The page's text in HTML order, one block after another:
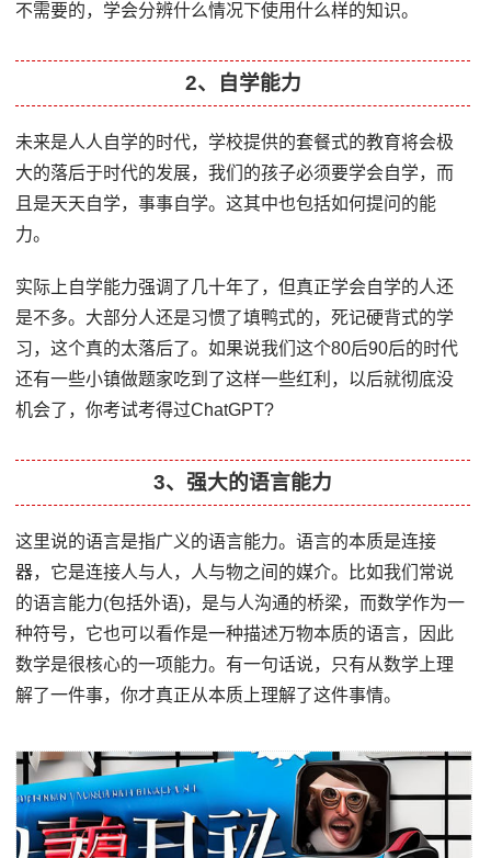
不需要的，学会分辨什么情况下使用什么样的知识。
2、自学能力
未来是人人自学的时代，学校提供的套餐式的教育将会极
大的落后于时代的发展，我们的孩子必须要学会自学，而
且是天天自学，事事自学。这其中也包括如何提问的能
力。
实际上自学能力强调了几十年了，但真正学会自学的人还
是不多。大部分人还是习惯了填鸭式的，死记硬背式的学
习，这个真的太落后了。如果说我们这个80后90后的时代
还有一些小镇做题家吃到了这样一些红利，以后就彻底没
机会了，你考试考得过ChatGPT?
3、强大的语言能力
这里说的语言是指广义的语言能力。语言的本质是连接
器，它是连接人与人，人与物之间的媒介。比如我们常说
的语言能力(包括外语)，是与人沟通的桥梁，而数学作为一
种符号，它也可以看作是一种描述万物本质的语言，因此
数学是很核心的一项能力。有一句话说，只有从数学上理
解了一件事，你才真正从本质上理解了这件事情。